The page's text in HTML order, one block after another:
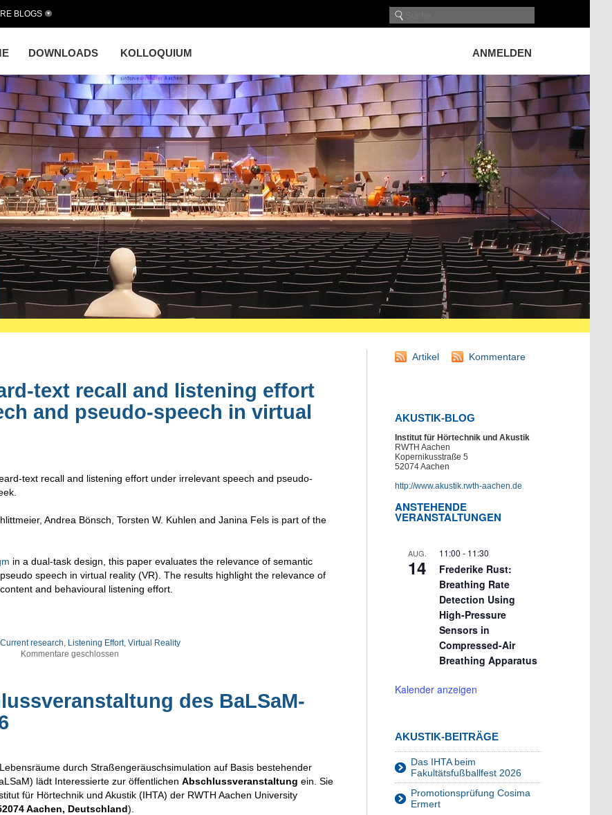
DOWNLOADS KOLLOQUIUM ANMELDEN
BLOGS
text recall and listening effort
and pseudo-speech in virtual
text recall and listening effort under irrelevant speech and pseudo-
, Andrea Bönsch Torsten W. Kuhlen and Janina Fels is part of the
in a dual-task design, this paper evaluates the relevance of semantic
speech in virtual reality (VR). The results highlight the relevance of
and behavioural listening effort.
Current research Listening Effort, Virtual Reality
Kommentare geschlossen
des BaLSaM-
durch Straßengeräuschsimulation auf Basis bestehender
lädt Interessierte zur öffentlichen Abschlussveranstaltung ein. Sie
für Hörtechnik und Akustik (IHTA) der RWTH Aachen University
Aachen, Deutschland).
Artikel Kommentare
AKUSTIK-BLOG
Institut für Hörtechnik und Akustik
RWTH Aachen
Kopernikusstraße 5
52074 Aachen
http://www.akustik.rwth-aachen.de
ANSTEHENDE
VERANSTALTUNGEN
AUG.
14
11:00 - 11:30
Frederike Rust:
Breathing Rate
Detection Using
High-Pressure
Sensors in
Compressed-Air
Breathing Apparatus
Kalender anzeigen
AKUSTIK-BEITRÄGE
Das IHTA beim
Fakultätsfußballfest 2026
Promotionsprüfung Cosima
Ermert